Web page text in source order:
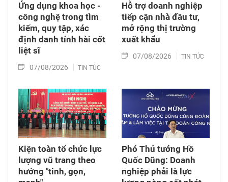
Ứng dụng khoa học -
công nghệ trong tìm
kiếm, quy tập, xác
định danh tính hài cốt
liệt sĩ
07/08/2026 TIN TỨC
Hỗ trợ doanh nghiệp
tiếp cận nhà đầu tư,
mở rộng thị trường
xuất khẩu
07/08/2026 TIN TỨC
Kiện toàn tổ chức lực
lượng vũ trang theo
hướng "tinh, gọn,
Phó Thủ tướng Hồ
Quốc Dũng: Doanh
nghiệp phải là lực